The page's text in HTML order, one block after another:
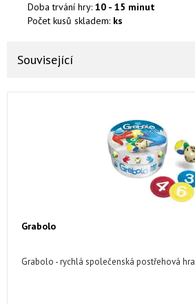
Doba trvání hry: 10 - 15 minut
Počet kusů skladem: ks
Související
Grabolo
Grabolo - rychlá společenská postřehová hra